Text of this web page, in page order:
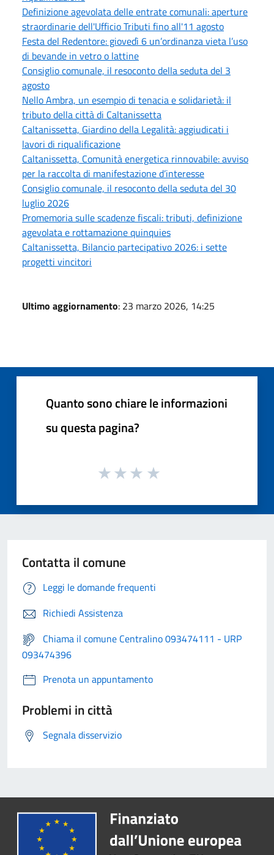
Definizione agevolata delle entrate comunali: aperture
straordinarie dell'Ufficio Tributi fino all'11 agosto
Festa del Redentore: giovedì 6 un’ordinanza vieta l’uso
di bevande in vetro o lattine
Consiglio comunale, il resoconto della seduta del 3
agosto
Nello Ambra, un esempio di tenacia e solidarietà: il
tributo della città di Caltanissetta
Caltanissetta, Giardino della Legalità: aggiudicati i
lavori di riqualificazione
Caltanissetta, Comunità energetica rinnovabile: avviso
per la raccolta di manifestazione d’interesse
Consiglio comunale, il resoconto della seduta del 30
luglio 2026
Promemoria sulle scadenze fiscali: tributi, definizione
agevolata e rottamazione quinquies
Caltanissetta, Bilancio partecipativo 2026: i sette
progetti vincitori
Ultimo aggiornamento: 23 marzo 2026, 14:25
Quanto sono chiare le informazioni
su questa pagina?
Contatta il comune
Leggi le domande frequenti
Richiedi Assistenza
Chiama il comune Centralino 093474111 - URP
093474396
Prenota un appuntamento
Problemi in città
Segnala disservizio